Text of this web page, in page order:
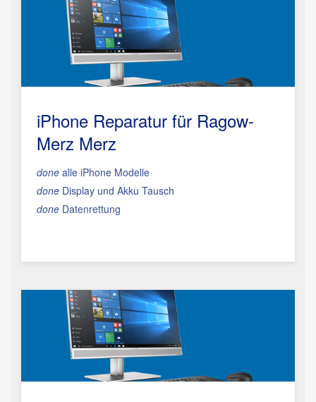
iPhone Reparatur für Ragow-
Merz Merz
done alle iPhone Modelle
done Display und Akku Tausch
done Datenrettung